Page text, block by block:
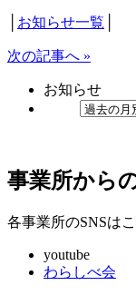
お知らせ一覧
次の記事へ »
お知らせ
事業所から
各事業所のSNSは
youtube
わらしべ会